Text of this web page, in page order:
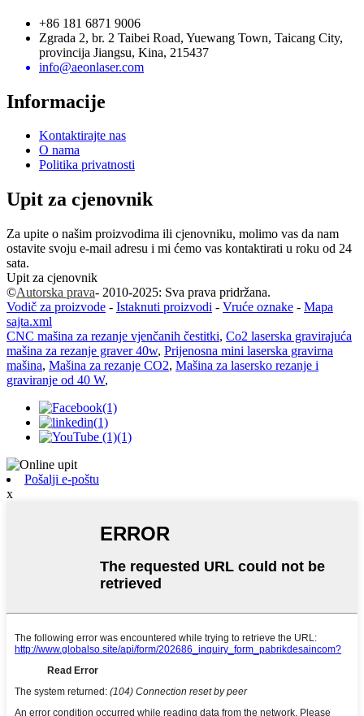
+86 181 6871 9006
Zgrada 2, br. 2 Taibei Road, Yuewang Town, Taicang City,
provincija Jiangsu, Kina, 215437
info@aeonlaser.com
Informacije
Kontaktirajte nas
O nama
Politika privatnosti
Upit za cjenovnik
Za upite o našim proizvodima ili cjenovniku, molimo vas da nam
ostavite svoju e-mail adresu i mi ćemo vas kontaktirati u roku od 24
sata.
Upit za cjenovnik
©Autorska prava- 2010-2025: Sva prava pridržana.
Vodič za proizvode - Istaknuti proizvodi - Vruće oznake - Mapa
sajta.xml
CNC mašina za rezanje vjenčanih čestitki, Co2 laserska gravirajuća
mašina za rezanje graver 40w, Prijenosna mini laserska gravirna
mašina, Mašina za rezanje CO2, Mašina za lasersko rezanje i
graviranje od 40 W,
Pošalji e-poštu
x